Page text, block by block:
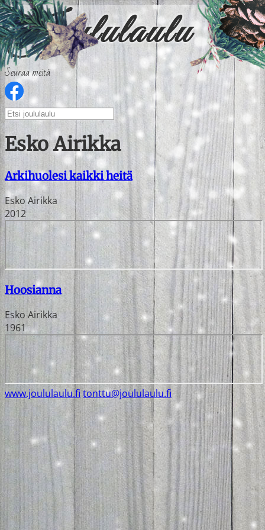
Seuraa meitä
Esko Airikka
Arkihuolesi kaikki heitä
Esko Airikka
2012
Hoosianna
Esko Airikka
1961
www.joululaulu.fi tonttu@joululaulu.fi